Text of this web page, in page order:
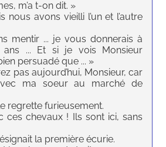
m’a t-on dit. »
nous avons vieilli l’un et l’autre
mentir ... je vous donnerais à
ans ... Et si je vois Monsieur
persuadé que ... »
pas aujourd’hui, Monsieur, car
ma soeur au marché de
regrette furieusement.
ces chevaux ! Ils sont ici, sans
la première écurie.